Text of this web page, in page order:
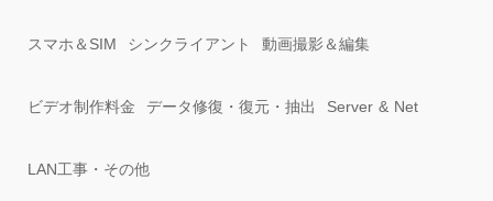
スマホ＆SIM シンクライアント 動画撮影＆編集
ビデオ制作料金 データ修復・復元・抽出 Server & Net
LAN工事・その他